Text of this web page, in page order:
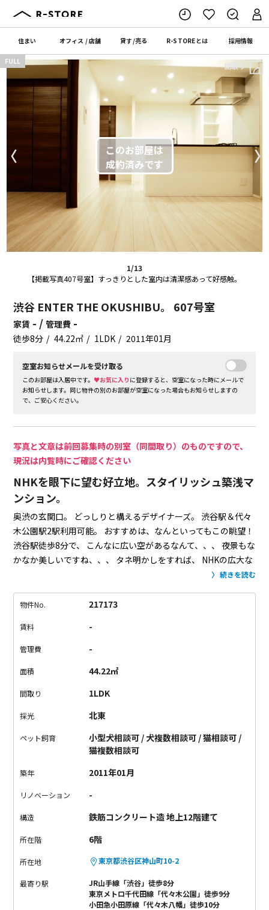
住まい オフィス /店舗 貸す/売る R-STOREとは 採用情報
1/13
【掲載写真407号室】すっきりとした室内は清潔感あって好感触。
〈 〉
FULL 間取り
渋谷 ENTER THE OKUSHIBU。 607号室
家賃 - /管理費 -
徒歩8分 44.22㎡ 1LDK 2011年01月
空室お知らせメールを受け取る
このお部屋は入居中です。♥お気に入り に登録すると、空室になった時にメールで
お知らせします。同じ物件の別のお部屋が空室になった場合もお知らせしますの
で、ご安心ください。
写真と文章は前回募集時の別室（同間取り）のものですので、
現況は内覧時にご確認ください
NHKを眼下に望む好立地。スタイリッシュ築浅マ
ンション。
奥渋の玄関口。 どっしりと構えるデザイナーズ。
渋谷駅＆代々
木公園駅2駅利用可能。
おすすめは、なんといってもこの眺望！
渋谷駅徒歩8分で、
こんなに広い空があるなんて、、、
夜景もな
かなか美しいですね、、、
タネ明かしをすれば、
NHKの広大な
景色を遮るものは何も
代々木公園を見下ろしながら、優雅な気分が味わえます。
感はあまり無く、
どちらかというと落ち着いた雰囲気です。
用部分の仕様もホテルのよう。
の眺望は、マンション上階からのものとなります。
部屋ですと、あまり眺望は期待出来ない場合がございます。）
続きを読む
物件No. 217173
賃料 -
管理費 -
面積 44.22㎡
間取り 1LDK
採光 北東
ペット飼育
小型犬相談可 / 犬複数相談可 / 猫相談可 /
猫複数相談可
築年 2011年01月
リノベーション -
構造 鉄筋コンクリート造 地上12階建て
所在階 6階
所在地 東京都渋谷区神山町10-2
最寄り駅
JR山手線「渋谷」徒歩8分
東京メトロ千代田線「代々木公園」徒歩9分
小田急小田原線「代々木八幡」徒歩10分